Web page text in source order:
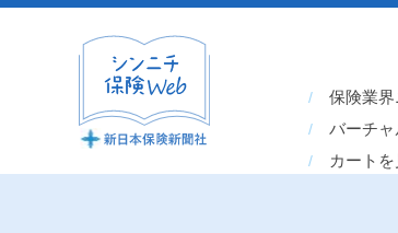
保険業界
バーチャ
カートを